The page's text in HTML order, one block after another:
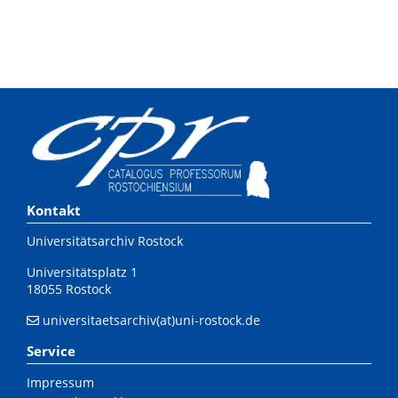
Kontakt
Universitätsarchiv Rostock
Universitätsplatz 1
18055 Rostock
universitaetsarchiv(at)uni-rostock.de
Service
Impressum